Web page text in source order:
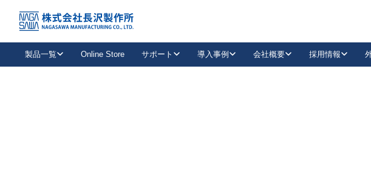
製品一覧 Online Store サポート 導入事例 会社概要 採用情報
KSS加盟店・取扱店情報
店舗一覧